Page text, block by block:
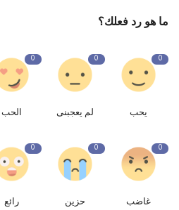
ما هو رد فعلك؟
0
يحب
0
لم يعجبنى
0
الحب
0
غاضب
0
حزين
0
رائع